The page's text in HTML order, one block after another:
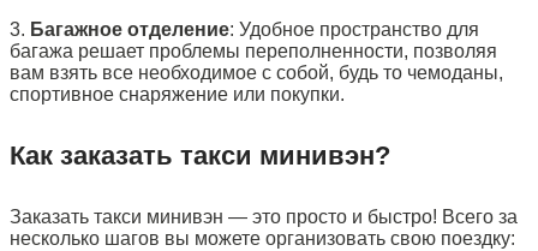
3. Багажное отделение: Удобное пространство для
багажа решает проблемы переполненности, позволяя
вам взять все необходимое с собой, будь то чемоданы,
спортивное снаряжение или покупки.
Как заказать такси минивэн?
Заказать такси минивэн — это просто и быстро! Всего за
несколько шагов вы можете организовать свою поездку: